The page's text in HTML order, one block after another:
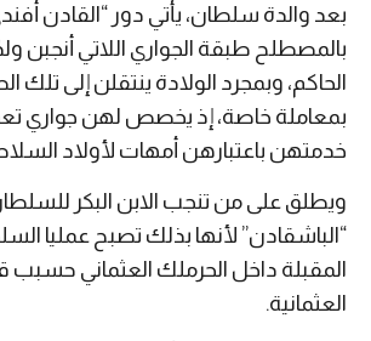
بعد والدة سلطان، يأتي دور “القادن
بالمصطلح طبقة الجواري اللاتي أنجبن
الحاكم، وبمجرد الولادة ينتقلن إلى تلك
بمعاملة خاصة، إذ يخصص لهن جواري
خدمتهن باعتبارهن أمهات لأولاد
ويطلق على من تنجب الابن البكر
“الباشقادن” لأنها بذلك تصبح عمليا
المقبلة داخل الحرملك العثماني حسبب
العثمانية.